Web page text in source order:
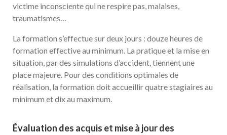
victime inconsciente qui ne respire pas, malaises,
traumatismes…
La formation s’effectue sur deux jours : douze heures de
formation effective au minimum. La pratique et la mise en
situation, par des simulations d’accident, tiennent une
place majeure. Pour des conditions optimales de
réalisation, la formation doit accueillir quatre stagiaires au
minimum et dix au maximum.
Évaluation des acquis et mise à jour des